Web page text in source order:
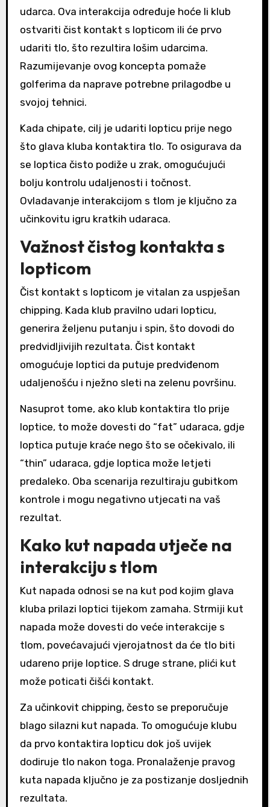
udarca. Ova interakcija određuje hoće li klub
ostvariti čist kontakt s lopticom ili će prvo
udariti tlo, što rezultira lošim udarcima.
Razumijevanje ovog koncepta pomaže
golferima da naprave potrebne prilagodbe u
svojoj tehnici.
Kada chipate, cilj je udariti lopticu prije nego
što glava kluba kontaktira tlo. To osigurava da
se loptica čisto podiže u zrak, omogućujući
bolju kontrolu udaljenosti i točnost.
Ovladavanje interakcijom s tlom je ključno za
učinkovitu igru kratkih udaraca.
Važnost čistog kontakta s
lopticom
Čist kontakt s lopticom je vitalan za uspješan
chipping. Kada klub pravilno udari lopticu,
generira željenu putanju i spin, što dovodi do
predvidljivijih rezultata. Čist kontakt
omogućuje loptici da putuje predviđenom
udaljenošću i nježno sleti na zelenu površinu.
Nasuprot tome, ako klub kontaktira tlo prije
loptice, to može dovesti do “fat” udaraca, gdje
loptica putuje kraće nego što se očekivalo, ili
“thin” udaraca, gdje loptica može letjeti
predaleko. Oba scenarija rezultiraju gubitkom
kontrole i mogu negativno utjecati na vaš
rezultat.
Kako kut napada utječe na
interakciju s tlom
Kut napada odnosi se na kut pod kojim glava
kluba prilazi loptici tijekom zamaha. Strmiji kut
napada može dovesti do veće interakcije s
tlom, povećavajući vjerojatnost da će tlo biti
udareno prije loptice. S druge strane, plići kut
može poticati čišći kontakt.
Za učinkovit chipping, često se preporučuje
blago silazni kut napada. To omogućuje klubu
da prvo kontaktira lopticu dok još uvijek
dodiruje tlo nakon toga. Pronalaženje pravog
kuta napada ključno je za postizanje dosljednih
rezultata.